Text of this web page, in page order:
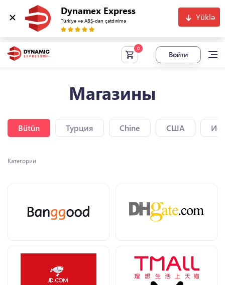
Dynamex Express
Türkiyə və ABŞ-dan çatdırılma Yüklə
Войти
Магазины
Bütün Турция Chine США
Категории